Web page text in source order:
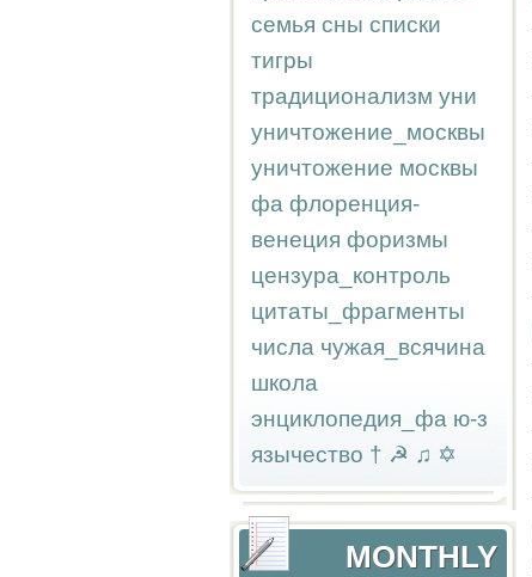
семья сны списки
тигры
традиционализм уни
уничтожение_москвы
уничтожение москвы
фа флоренция-
венеция форизмы
цензура_контроль
цитаты_фрагменты
числа чужая_всячина
школа
энциклопедия_фа ю-з
язычество † ☭ ♫ ✡
MONTHLY